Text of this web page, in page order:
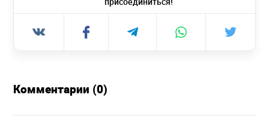
Комментарии (0)